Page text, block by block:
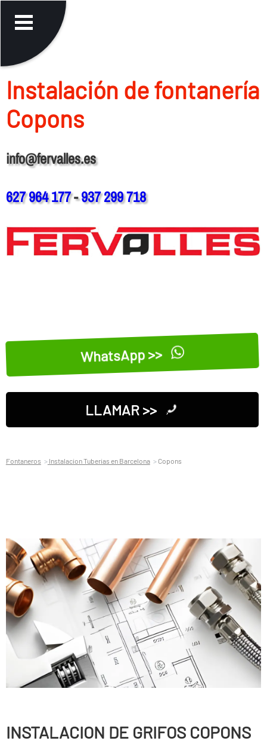
Instalación de fontanerí­a
Copons
info@fervalles.es
627 964 177-937 299 718
WhatsApp >>
LLAMAR >>
Fontaneros Instalacion Tuberias en Barcelona Copons
INSTALACION DE GRIFOS COPONS